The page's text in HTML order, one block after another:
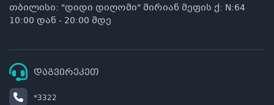
თბილისი: "დიდი დიღომი" მირიან მეფის ქ: N:64
10:00 დან - 20:00 მდე
დაგვირეკეთ
*3322